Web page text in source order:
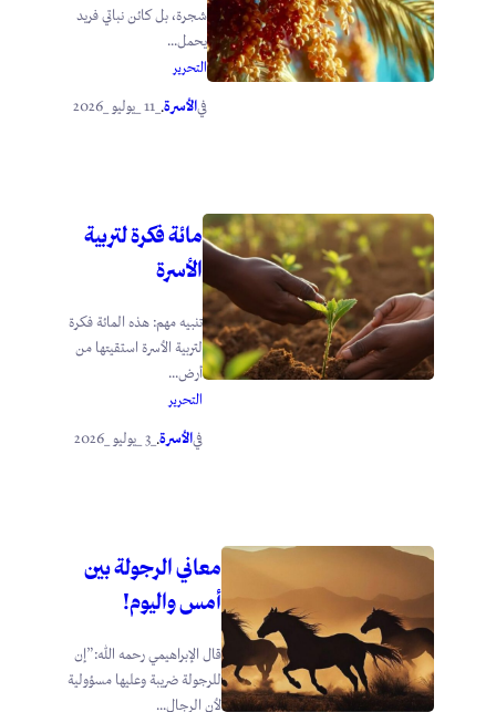
شجرة، بل كائن نباتي فريد
يحمل...
التحرير
فيالأسرة. _11 _يوليو _2026
مائة فكرة لتربية
الأسرة
تنبيه مهم: هذه المائة فكرة
لتربية الأسرة استقيتها من
أرض...
التحرير
فيالأسرة.
معاني الرجولة بين
أمس واليوم!
قال الإبراهيمي رحمه الله:”إن
للرجولة ضريبة وعليها مسؤولية
لأن الرجال...